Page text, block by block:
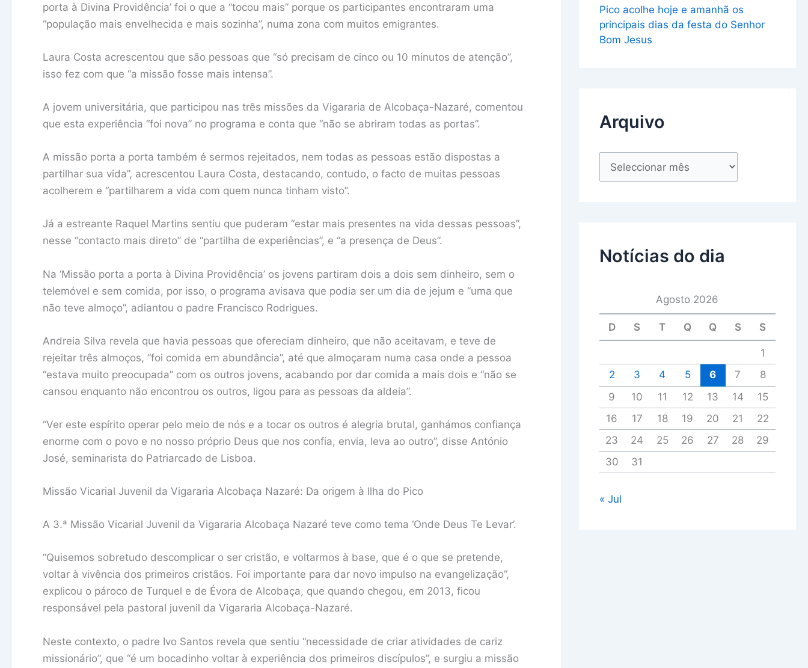
porta à Divina Providência’ foi o que a “tocou mais” porque os participantes encontraram uma
“população mais envelhecida e mais sozinha”, numa zona com muitos emigrantes.
Laura Costa acrescentou que são pessoas que “só precisam de cinco ou 10 minutos de atenção”,
isso fez com que “a missão fosse mais intensa”.
A jovem universitária, que participou nas três missões da Vigararia de Alcobaça-Nazaré, comentou
que esta experiência “foi nova” no programa e conta que “não se abriram todas as portas”.
A missão porta a porta também é sermos rejeitados, nem todas as pessoas estão dispostas a
partilhar sua vida”, acrescentou Laura Costa, destacando, contudo, o facto de muitas pessoas
acolherem e “partilharem a vida com quem nunca tinham visto”.
Já a estreante Raquel Martins sentiu que puderam “estar mais presentes na vida dessas pessoas”,
nesse “contacto mais direto” de “partilha de experiências”, e “a presença de Deus”.
Na ‘Missão porta a porta à Divina Providência’ os jovens partiram dois a dois sem dinheiro, sem o
telemóvel e sem comida, por isso, o programa avisava que podia ser um dia de jejum e “uma que
não teve almoço”, adiantou o padre Francisco Rodrigues.
Andreia Silva revela que havia pessoas que ofereciam dinheiro, que não aceitavam, e teve de
rejeitar três almoços, “foi comida em abundância”, até que almoçaram numa casa onde a pessoa
“estava muito preocupada” com os outros jovens, acabando por dar comida a mais dois e “não se
cansou enquanto não encontrou os outros, ligou para as pessoas da aldeia”.
“Ver este espírito operar pelo meio de nós e a tocar os outros é alegria brutal, ganhámos confiança
enorme com o povo e no nosso próprio Deus que nos confia, envia, leva ao outro”, disse António
José, seminarista do Patriarcado de Lisboa.
Missão Vicarial Juvenil da Vigararia Alcobaça Nazaré: Da origem à Ilha do Pico
A 3.ª Missão Vicarial Juvenil da Vigararia Alcobaça Nazaré teve como tema ‘Onde Deus Te Levar’.
“Quisemos sobretudo descomplicar o ser cristão, e voltarmos à base, que é o que se pretende,
voltar à vivência dos primeiros cristãos. Foi importante para dar novo impulso na evangelização”,
explicou o pároco de Turquel e de Évora de Alcobaça, que quando chegou, em 2013, ficou
responsável pela pastoral juvenil da Vigararia Alcobaça-Nazaré.
Neste contexto, o padre Ivo Santos revela que sentiu “necessidade de criar atividades de cariz
missionário”, que “é um bocadinho voltar à experiência dos primeiros discípulos”, e surgiu a missão
Pico acolhe hoje e amanhã os
principais dias da festa do Senhor
Bom Jesus
Arquivo
Notícias do dia
Agosto 2026
D S T Q Q S S
1
2
3 4 5 6 7
8
9
10 11 12 13 14
15
16
17 18 19 20 21
22
23
24 25 26 27 28
29
30
31
« Jul